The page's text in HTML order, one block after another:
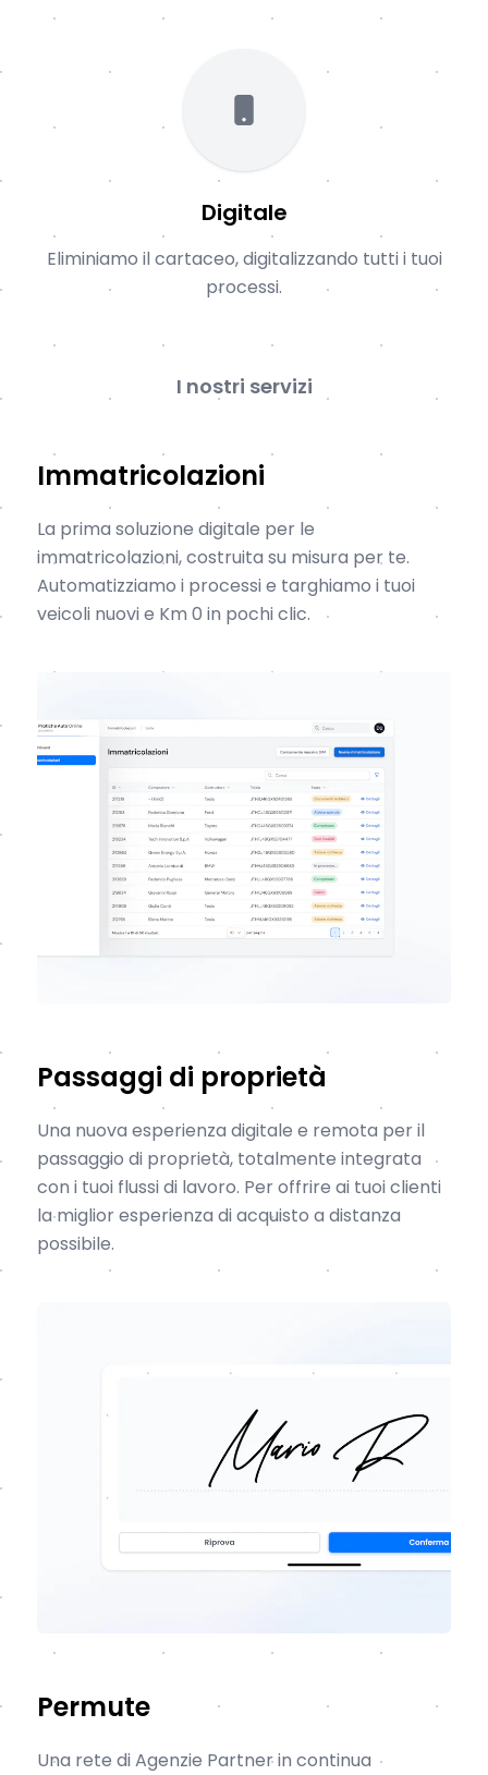
Digitale
Eliminiamo il cartaceo, digitalizzando tutti i tuoi
processi.
I nostri servizi
Immatricolazioni
La prima soluzione digitale per le
immatricolazioni, costruita su misura per te.
Automatizziamo i processi e targhiamo i tuoi
veicoli nuovi e Km 0 in pochi clic.
Passaggi di proprietà
Una nuova esperienza digitale e remota per il
passaggio di proprietà, totalmente integrata
con i tuoi flussi di lavoro. Per offrire ai tuoi clienti
la miglior esperienza di acquisto a distanza
possibile.
Permute
Una rete di Agenzie Partner in continua